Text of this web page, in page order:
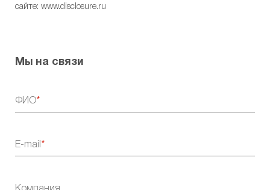
сайте: www.disclosure.ru
Мы на связи
ФИО
E-mail